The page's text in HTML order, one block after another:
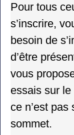
EN
Pour tous
s’inscrire,
besoin de
d’être
vous
essais sur
ce n’est pas
sommet.